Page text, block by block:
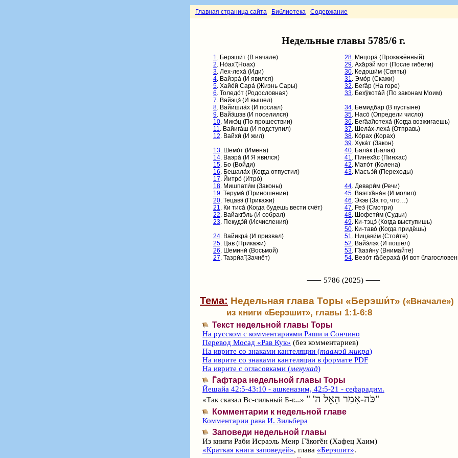
Главная страница сайта Библиотека Содержание
Недельные главы 5785/6 г.
1. Берэши́т (В начале)
2. Но́ах̃ (Ноах)
3. Лех-леха́ (Иди)
4. Вайэра́ (И явился)
5. Хайе́й Сара́ (Жизнь Сары)
6. Толедо́т (Родословная)
7. Вайэцэ́ (И вышел)
8. Вайишла́х (И послал)
9. Вайэ́шэв (И поселился)
10. Микэ́ц (По прошествии)
11. Вайига́ш (И подступил)
12. Вайхи́ (И жил)
13. Шемо́т (Имена)
14. Ваэра́ (И Я явился)
15. Бо (Войди)
16. Бешала́х (Когда отпустил)
17. Йитро́ (Итро́)
18. Мишпати́м (Законы)
19. Терума́ (Приношение)
20. Тецавэ́ (Прикажи)
21. Ки тиса́ (Когда будешь вести счёт)
22. Вайакг̃э́ль (И собрал)
23. Пекудэ́й (Исчисления)
24. Вайикра́ (И призвал)
25. Цав (Прикажи)
26. Шемини́ (Восьмой)
27. Тазри́а̃ (Зачнёт)
28. Мецора́ (Прокажённый)
29. Ах̃арэ́й мот (После гибели)
30. Кедоши́м (Святы)
31. Эмо́р (Скажи)
32. Бег̃а́р (На горе)
33. Бех̃укота́й (По законам Моим)
34. Бемидба́р (В пустыне)
35. Насо́ (Определи число)
36. Бег̃аа̃лотеха́ (Когда возжигаешь)
37. Шела́х-леха́ (Отправь)
38. Ко́рах (Корах)
39. Хука́т (Закон)
40. Бала́к (Балак)
41. Пинех̃а́с (Пинхас)
42. Мато́т (Колена)
43. Масъэ́й (Переходы)
44. Девари́м (Речи)
45. Ваэтх̃ана́н (И молил)
46. Э́кэв (За то, что…)
47. Реэ́ (Смотри)
48. Шофети́м (Судьи)
49. Ки-тэцэ́ (Когда выступишь)
50. Ки-таво́ (Когда придёшь)
51. Ницави́м (Стои́те)
52. Вайэ́лэх (И пошёл)
53. Г̃аази́ну (Внимайте)
54. Везо́т г̃абераха́ (И вот
⸺ 5786 (2025) ⸺
Тема: Недельная глава Торы «Берэши́т» («Вначале»)
из книги «Берэшит», главы 1:1-6:8
Текст недельной главы Торы
На русском с комментариями Раши и Сончино
Перевод Мосад «Рав Кук» (без комментариев)
На иврите со знаками кантеляции (таамэй микра)
На иврите со знаками кантеляции в формате PDF
На иврите с огласовками (менукад)
Г̃афтара недельной главы Торы
Йешайа 42:5-43:10 - ашкеназим, 42:5-21 - сефарадим.
«Так сказал Вс‑сильный Б‑г...» "כֹּה-אָמַר הָאֵל ה' "
Комментарии к недельной главе
Комментарии рава И. Зильбера
Заповеди недельной главы
Из книги Раби Исраэль Меир Г̃аког̃ен (Хафец Хаим)
«Краткая книга заповедей», глава «Берэшит».